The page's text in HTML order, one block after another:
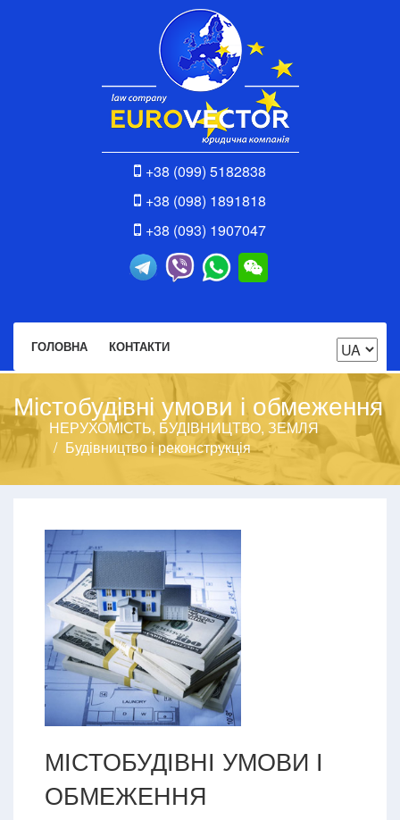
+38 (099) 5182838
+38 (098) 1891818
+38 (093) 1907047
ГОЛОВНА КОНТАКТИ
Містобудівні умови і обмеження
НЕРУХОМІСТЬ, БУДІВНИЦТВО, ЗЕМЛЯ
Будівництво і реконструкція
МІСТОБУДІВНІ УМОВИ І
ОБМЕЖЕННЯ